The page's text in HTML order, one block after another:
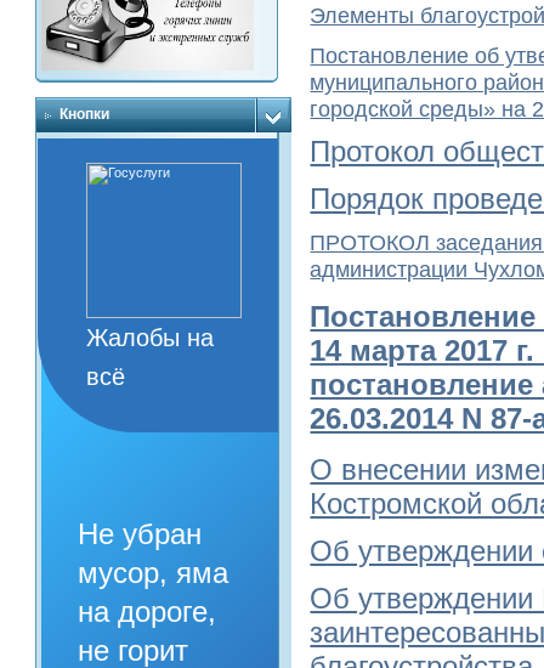
Кнопки
Жалобы на
всё
Не убран
мусор, яма
на дороге,
не горит
Элементы
Постановление об
муниципального
городской среды» на
Протокол
Порядок
ПРОТОКОЛ заседания
администрации
14 марта 2017
26.03.2014 N 87-
О внесении
Костромской
Об утверждении
Об утверждении